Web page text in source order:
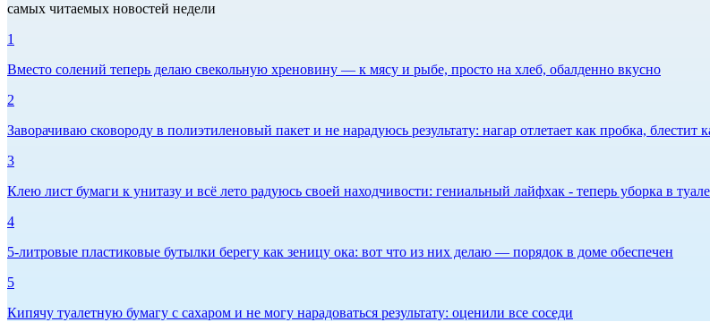
самых читаемых новостей недели
1
Вместо солений теперь делаю свекольную хреновину — к мясу и рыбе, просто на хлеб, обалденно вкусно
2
Заворачиваю сковороду в полиэтиленовый пакет и не нарадуюсь результату: нагар отлетает как пробка, блестит
3
Клею лист бумаги к унитазу и всё лето радуюсь своей находчивости: гениальный лайфхак - теперь уборка в
4
5-литровые пластиковые бутылки берегу как зеницу ока: вот что из них делаю — порядок в доме обеспечен
5
Кипячу туалетную бумагу с сахаром и не могу нарадоваться результату: оценили все соседи